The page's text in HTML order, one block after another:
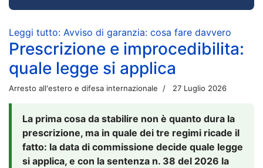
Leggi tutto: Avviso di garanzia: cosa fare davvero
Prescrizione e improcedibilita:
quale legge si applica
Arresto all'estero e difesa internazionale 27 Luglio 2026
La prima cosa da stabilire non è quanto dura la
prescrizione, ma in quale dei tre regimi ricade il
fatto: la data di commissione decide quale legge
si applica, e con la sentenza n. 38 del 2026 la